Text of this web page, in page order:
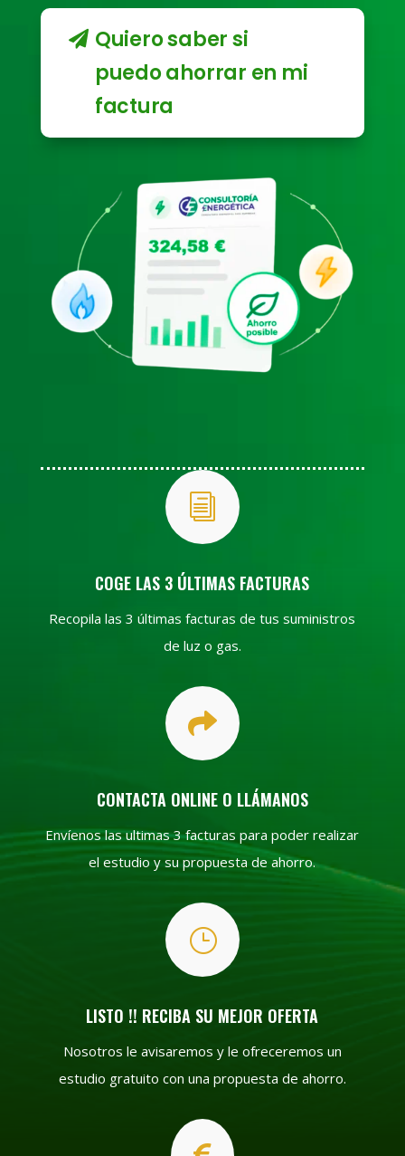
Quiero saber si
puedo ahorrar en mi
factura
i
COGE LAS 3 ÚLTIMAS FACTURAS
Recopila las 3 últimas facturas de tus suministros
de luz o gas.

CONTACTA ONLINE O LLÁMANOS
Envíenos las ultimas 3 facturas para poder realizar
el estudio y su propuesta de ahorro.
}
LISTO !! RECIBA SU MEJOR OFERTA
Nosotros le avisaremos y le ofreceremos un
estudio gratuito con una propuesta de ahorro.